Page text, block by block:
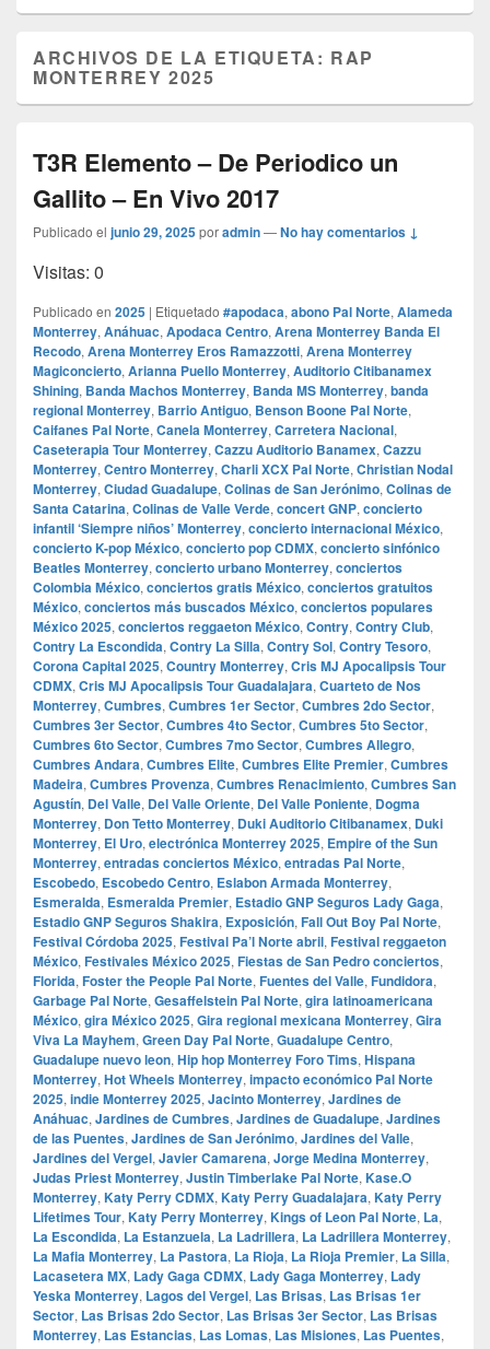
ARCHIVOS DE LA ETIQUETA: RAP
MONTERREY 2025
T3R Elemento – De Periodico un
Gallito – En Vivo 2017
Publicado el junio 29, 2025poradmin—No hay comentarios ↓
Visitas: 0
Publicado en 2025 | Etiquetado #apodaca, abono Pal Norte, Alameda
Monterrey, Anáhuac, Apodaca Centro, Arena Monterrey Banda El
Recodo, Arena Monterrey Eros Ramazzotti, Arena Monterrey
Magiconcierto, Arianna Puello Monterrey, Auditorio Citibanamex
Shining, Banda Machos Monterrey, Banda MS Monterrey, banda
regional Monterrey, Barrio Antiguo, Benson Boone Pal Norte,
Caifanes Pal Norte, Canela Monterrey, Carretera Nacional,
Caseterapia Tour Monterrey, Cazzu Auditorio Banamex, Cazzu
Monterrey, Centro Monterrey, Charli XCX Pal Norte, Christian Nodal
Monterrey, Ciudad Guadalupe, Colinas de San Jerónimo, Colinas de
Santa Catarina, Colinas de Valle Verde, concert GNP, concierto
infantil ‘Siempre niños’ Monterrey, concierto internacional México,
concierto K-pop México, concierto pop CDMX, concierto sinfónico
Beatles Monterrey, concierto urbano Monterrey, conciertos
Colombia México, conciertos gratis México, conciertos gratuitos
México, conciertos más buscados México, conciertos populares
México 2025, conciertos reggaeton México, Contry, Contry Club,
Contry La Escondida, Contry La Silla, Contry Sol, Contry Tesoro,
Corona Capital 2025, Country Monterrey, Cris MJ Apocalipsis Tour
CDMX, Cris MJ Apocalipsis Tour Guadalajara, Cuarteto de Nos
Monterrey, Cumbres, Cumbres 1er Sector, Cumbres 2do Sector,
Cumbres 3er Sector, Cumbres 4to Sector, Cumbres 5to Sector,
Cumbres 6to Sector, Cumbres 7mo Sector, Cumbres Allegro,
Cumbres Andara, Cumbres Elite, Cumbres Elite Premier, Cumbres
Madeira, Cumbres Provenza, Cumbres Renacimiento, Cumbres San
Agustín, Del Valle, Del Valle Oriente, Del Valle Poniente, Dogma
Monterrey, Don Tetto Monterrey, Duki Auditorio Citibanamex, Duki
Monterrey, El Uro, electrónica Monterrey 2025, Empire of the Sun
Monterrey, entradas conciertos México, entradas Pal Norte,
Escobedo, Escobedo Centro, Eslabon Armada Monterrey,
Esmeralda, Esmeralda Premier, Estadio GNP Seguros Lady Gaga,
Estadio GNP Seguros Shakira, Exposición, Fall Out Boy Pal Norte,
Festival Córdoba 2025, Festival Pa’l Norte abril, Festival reggaeton
México, Festivales México 2025, Fiestas de San Pedro conciertos,
Florida, Foster the People Pal Norte, Fuentes del Valle, Fundidora,
Garbage Pal Norte, Gesaffelstein Pal Norte, gira latinoamericana
México, gira México 2025, Gira regional mexicana Monterrey, Gira
Viva La Mayhem, Green Day Pal Norte, Guadalupe Centro,
Guadalupe nuevo leon, Hip hop Monterrey Foro Tims, Hispana
Monterrey, Hot Wheels Monterrey, impacto económico Pal Norte
2025, indie Monterrey 2025, Jacinto Monterrey, Jardines de
Anáhuac, Jardines de Cumbres, Jardines de Guadalupe, Jardines
de las Puentes, Jardines de San Jerónimo, Jardines del Valle,
Jardines del Vergel, Javier Camarena, Jorge Medina Monterrey,
Judas Priest Monterrey, Justin Timberlake Pal Norte, Kase.O
Monterrey, Katy Perry CDMX, Katy Perry Guadalajara, Katy Perry
Lifetimes Tour, Katy Perry Monterrey, Kings of Leon Pal Norte, La,
La Escondida, La Estanzuela, La Ladrillera, La Ladrillera Monterrey,
La Mafia Monterrey, La Pastora, La Rioja, La Rioja Premier, La Silla,
Lacasetera MX, Lady Gaga CDMX, Lady Gaga Monterrey, Lady
Yeska Monterrey, Lagos del Vergel, Las Brisas, Las Brisas 1er
Sector, Las Brisas 2do Sector, Las Brisas 3er Sector, Las Brisas
Monterrey, Las Estancias, Las Lomas, Las Misiones, Las Puentes,